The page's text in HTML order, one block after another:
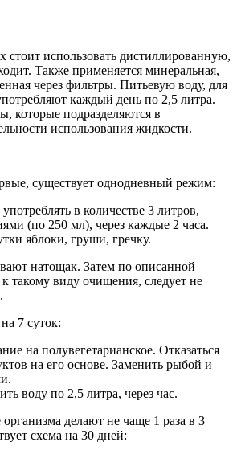
использовать дистиллированную,
Также применяется минеральная,
через фильтры. Питьевую воду, для
каждый день по 2,5 литра.
которые подразделяются в
использования жидкости.
существует однодневный режим:
в количестве 3 литров,
(по 250 мл), через каждые 2 часа.
яблоки, груши, гречку.
натощак. Затем по описанной
такому виду очищения, следует не
7 суток:
на полувегетарианское. Отказаться
на его основе. Заменить рыбой и
воду по 2,5 литра, через час.
делают не чаще 1 раза в 3
схема на 30 дней: